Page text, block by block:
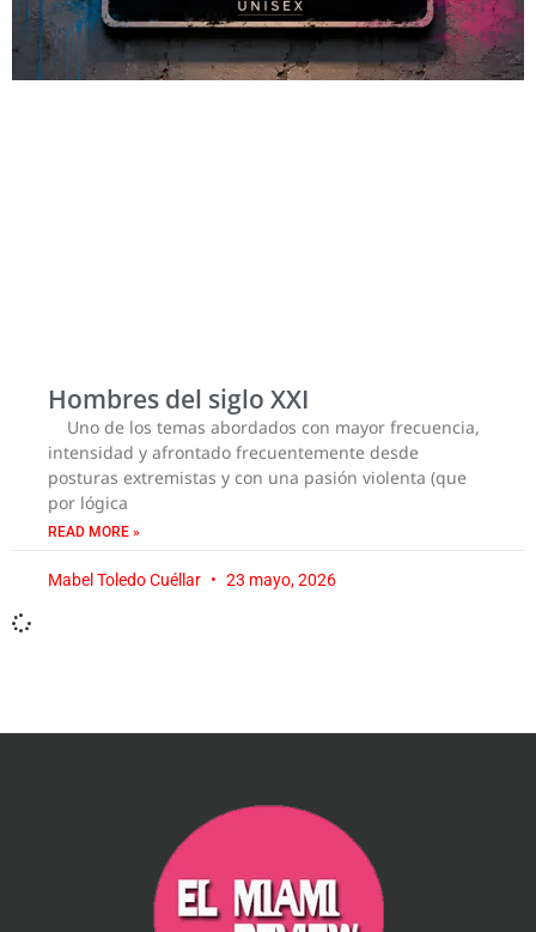
Hombres del siglo XXI
Uno de los temas abordados con mayor frecuencia,
intensidad y afrontado frecuentemente desde
posturas extremistas y con una pasión violenta (que
por lógica
READ MORE »
Mabel Toledo Cuéllar 23 mayo, 2026